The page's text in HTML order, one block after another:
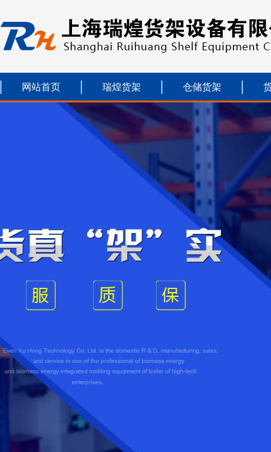
网站首页 瑞煌货架 仓储货架